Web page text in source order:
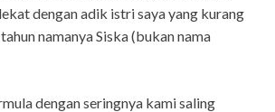
dengan adik istri saya yang kurang
namanya Siska (bukan nama
dengan seringnya kami saling